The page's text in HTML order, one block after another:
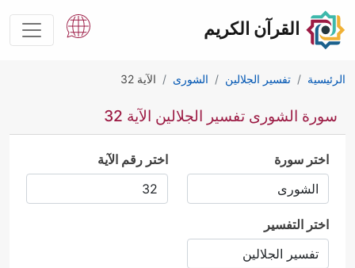
القرآن الكريم
الرئيسية تفسير الجلالين الشورى الآية 32
سورة الشورى تفسير الجلالين الآية 32
اختر سورة اختر رقم الآية
اختر التفسير